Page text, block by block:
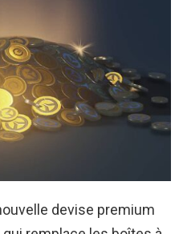
devise premium